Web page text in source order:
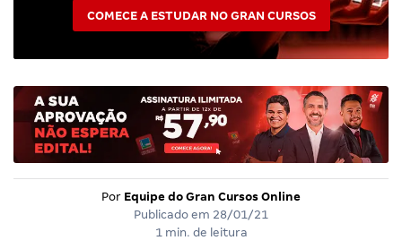
COMECE A ESTUDAR NO GRAN CURSOS
Por Equipe do Gran Cursos Online
Publicado em 28/01/21
1 min. de leitura